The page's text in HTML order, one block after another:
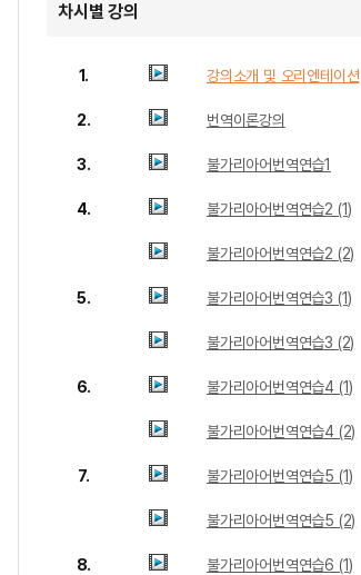
차시별 강의
1. 강의소개 및 오리엔테이션
2. 번역이론강의
3. 불가리아어번역연습1
4. 불가리아어번역연습2 (1)
불가리아어번역연습2 (2)
5. 불가리아어번역연습3 (1)
불가리아어번역연습3 (2)
6. 불가리아어번역연습4 (1)
불가리아어번역연습4 (2)
7. 불가리아어번역연습5 (1)
불가리아어번역연습5 (2)
8. 불가리아어번역연습6 (1)